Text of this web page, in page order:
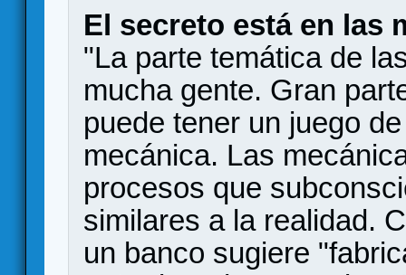
El secreto está en las
"La parte temática de
mucha gente. Gran
puede tener un juego
mecánica. Las
procesos que
similares a la realidad.
un banco sugiere